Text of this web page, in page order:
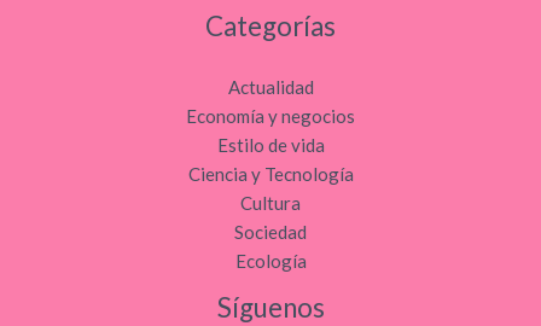
Categorías
Actualidad
Economía y negocios
Estilo de vida
Ciencia y Tecnología
Cultura
Sociedad
Ecología
Síguenos